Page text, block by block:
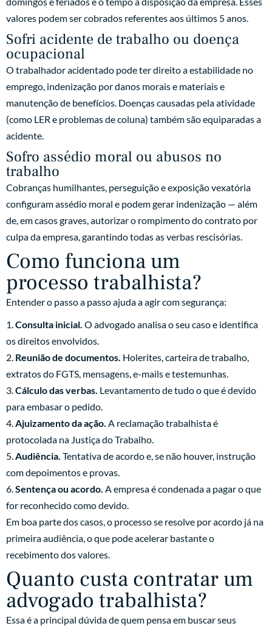
valores podem ser cobrados referentes aos últimos 5 anos.
Sofri acidente de trabalho ou doença
ocupacional
O trabalhador acidentado pode ter direito a estabilidade no
emprego, indenização por danos morais e materiais e
manutenção de benefícios. Doenças causadas pela atividade
(como LER e problemas de coluna) também são equiparadas a
acidente.
Sofro assédio moral ou abusos no
trabalho
Cobranças humilhantes, perseguição e exposição vexatória
configuram assédio moral e podem gerar indenização — além
de, em casos graves, autorizar o rompimento do contrato por
culpa da empresa, garantindo todas as verbas rescisórias.
Como funciona um
processo trabalhista?
Entender o passo a passo ajuda a agir com segurança:
Consulta inicial. O advogado analisa o seu caso e identifica
os direitos envolvidos.
Reunião de documentos. Holerites, carteira de trabalho,
extratos do FGTS, mensagens, e-mails e testemunhas.
Cálculo das verbas. Levantamento de tudo o que é devido
para embasar o pedido.
Ajuizamento da ação. A reclamação trabalhista é
protocolada na Justiça do Trabalho.
Audiência. Tentativa de acordo e, se não houver, instrução
com depoimentos e provas.
Sentença ou acordo. A empresa é condenada a pagar o que
for reconhecido como devido.
Em boa parte dos casos, o processo se resolve por acordo já na
primeira audiência, o que pode acelerar bastante o
recebimento dos valores.
Quanto custa contratar um
advogado trabalhista?
Essa é a principal dúvida de quem pensa em buscar seus